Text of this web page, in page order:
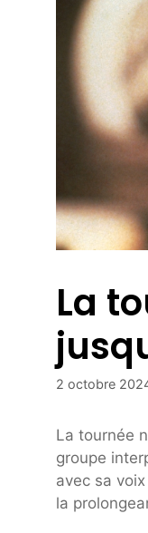
La
2 octobre
La tournée
groupe
avec sa
la